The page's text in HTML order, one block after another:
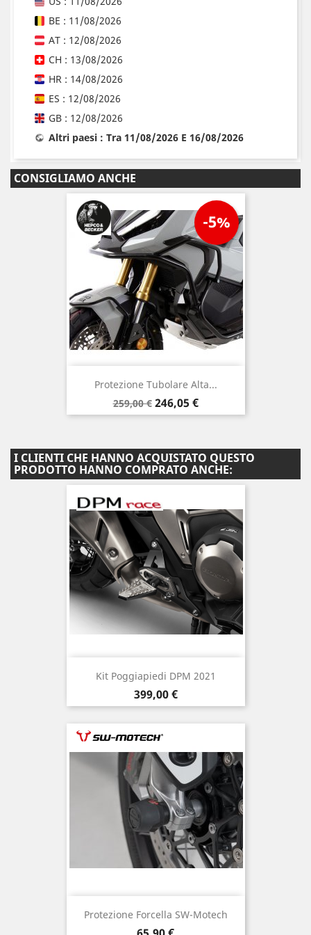
BE : 11/08/2026
AT : 12/08/2026
CH : 13/08/2026
HR : 14/08/2026
ES : 12/08/2026
GB : 12/08/2026
Altri paesi : Tra 11/08/2026 E 16/08/2026
CONSIGLIAMO ANCHE
Protezione Tubolare Alta...
Prezzo
base
259,00 €
-5%
Prezzo
246,05 €
I CLIENTI CHE HANNO ACQUISTATO QUESTO
PRODOTTO HANNO COMPRATO ANCHE:
Kit Poggiapiedi DPM 2021
Prezzo
399,00 €
Protezione Forcella SW-Motech